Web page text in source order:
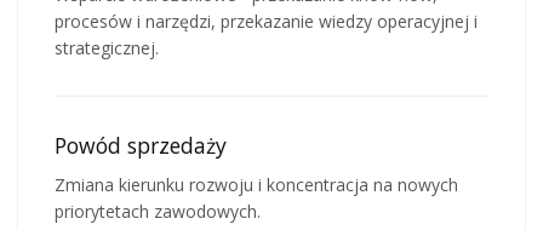
procesów i narzędzi, przekazanie wiedzy operacyjnej i
strategicznej.
Powód sprzedaży
Zmiana kierunku rozwoju i koncentracja na nowych
priorytetach zawodowych.